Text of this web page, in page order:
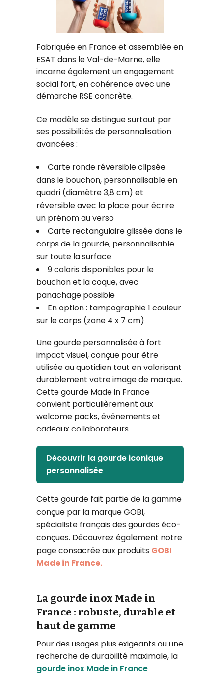
Fabriquée en France et assemblée en
ESAT dans le Val-de-Marne, elle
incarne également un engagement
social fort, en cohérence avec une
démarche RSE concrète.
Ce modèle se distingue surtout par
ses possibilités de personnalisation
avancées :
Carte ronde réversible clipsée
dans le bouchon, personnalisable en
quadri (diamètre 3,8 cm) et
réversible avec la place pour écrire
un prénom au verso
Carte rectangulaire glissée dans le
corps de la gourde, personnalisable
sur toute la surface
9 coloris disponibles pour le
bouchon et la coque, avec
panachage possible
En option : tampographie 1 couleur
sur le corps (zone 4 x 7 cm)
Une gourde personnalisée à fort
impact visuel, conçue pour être
utilisée au quotidien tout en valorisant
durablement votre image de marque.
Cette gourde Made in France
convient particulièrement aux
welcome packs, événements et
cadeaux collaborateurs.
Découvrir la gourde iconique
personnalisée
Cette gourde fait partie de la gamme
conçue par la marque GOBI,
spécialiste français des gourdes éco-
conçues. Découvrez également notre
page consacrée aux produits GOBI
Made in France.
La gourde inox Made in
France : robuste, durable et
haut de gamme
Pour des usages plus exigeants ou une
recherche de durabilité maximale, la
gourde inox Made in France